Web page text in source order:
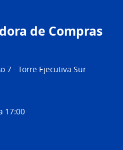
de Compras
7 - Torre Ejecutiva Sur
17:00